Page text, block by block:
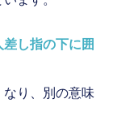
し指の下に囲
なり、別の意味